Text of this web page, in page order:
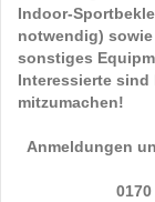
Indoor-
notwendig)
sonstiges
Interessierte sind
mitzumachen!
Anmeldungen